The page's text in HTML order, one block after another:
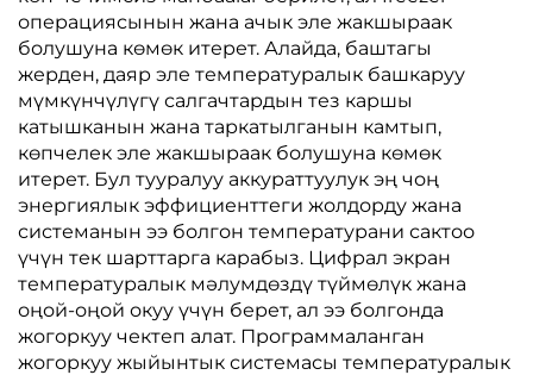
операциясынын жана ачык эле жакшыраак
болушуна көмөк итерет. Алайда, баштагы
жерден, даяр эле температуралык башкаруу
мүмкүнчүлүгү салгачтардын тез каршы
катышканын жана таркатылганын камтып,
көпчелек эле жакшыраак болушуна көмөк
итерет. Бул тууралуу аккураттуулук эң чоң
энергиялык эффициенттеги жолдорду жана
системанын ээ болгон температурани сактоо
үчүн тек шарттарга карабыз. Цифрал экран
температуралык мәлумдөздү түймөлүк жана
оңой-оңой окуу үчүн берет, ал ээ болгонда
жогоркуу чектеп алат. Программаланган
жогоркуу жыйынтык системасы температуралык